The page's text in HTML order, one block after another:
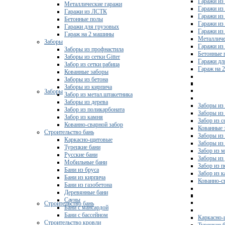
Гаражи из
Гаражи из
Гаражи
Гаражи из
Гаражи
Бетонные
Гаражи
Гараж на
Заборы
Заборы из
Заборы из
Забор из
Кованные
Заборы из
Заборы из
Забор из
Заборы из
Забор из
Забор из
Кованно-
Строительство бань
Металлические гаражи
Гаражи из ЛСТК
Бетонные полы
Гаражи для грузовых
Гараж на 2 машины
Заборы
Заборы из профнастила
Заборы из сетки Gitter
Забор из сетки рабица
Кованные заборы
Заборы из бетона
Заборы из кирпича
Забор из метал.штакетника
Заборы из дерева
Забор из поликарбоната
Забор из камня
Кованно-сварной забор
Строительство бань
Каркасно-щитовые
Турецкие бани
Русские бани
Мобильные бани
Бани из бруса
Бани из кирпича
Бани из газобетона
Деревянные бани
Сауны
Бани с мансардой
Бани с бассейном
Строительство кровли